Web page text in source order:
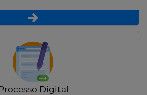
Processo Digital